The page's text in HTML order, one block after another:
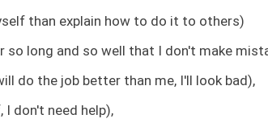
than explain how to do it to others)
so long and so well that I don't make
do the job better than me, I'll look bad),
don't need help),